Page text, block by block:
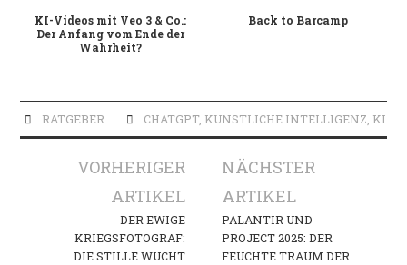
KI-Videos mit Veo 3 & Co.:
Der Anfang vom Ende der
Wahrheit?
Back to Barcamp
RATGEBER CHATGPT, KÜNSTLICHE INTELLIGENZ KI
Artikel-
Navigation
VORHERIGER
ARTIKEL
DER EWIGE
KRIEGSFOTOGRAF:
DIE STILLE WUCHT
NÄCHSTER
ARTIKEL
PALANTIR UND
PROJECT 2025: DER
FEUCHTE TRAUM DER